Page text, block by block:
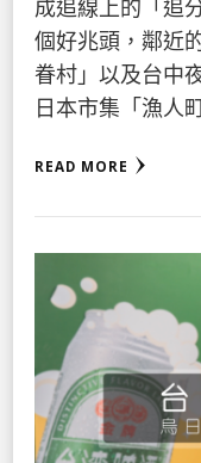
成追線上的「追
個好兆頭，鄰近
眷村」以及台中
日本市集「漁人
READ MORE